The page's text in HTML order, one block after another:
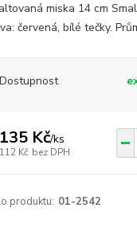
miska 14 cm
červená, bílé tečky.
Dostupnost
135 Kč/ks
112 Kč bez DPH
produktu: 01-2542